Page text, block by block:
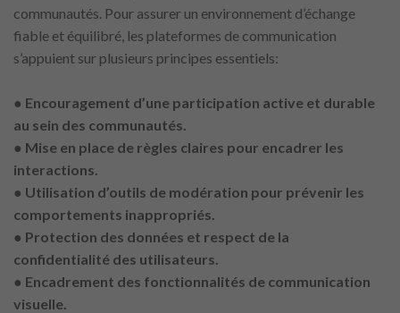
communautés. Pour assurer un environnement d’échange
fiable et équilibré, les plateformes de communication
s’appuient sur plusieurs principes essentiels:
● Encouragement d’une participation active et durable
au sein des communautés.
● Mise en place de règles claires pour encadrer les
interactions.
● Utilisation d’outils de modération pour prévenir les
comportements inappropriés.
● Protection des données et respect de la
confidentialité des utilisateurs.
● Encadrement des fonctionnalités de communication
visuelle.